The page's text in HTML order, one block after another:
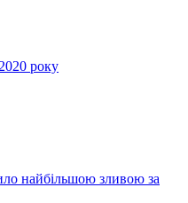
року
найбільшою зливою за